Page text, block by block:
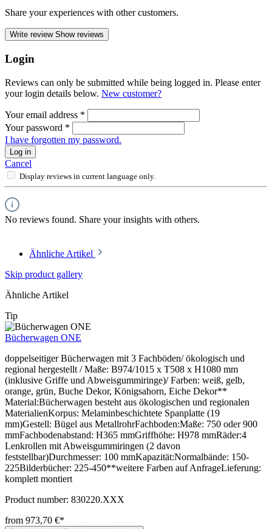
Share your experiences with other customers.
Write review Show reviews
Login
Reviews can only be submitted while being logged in. Please enter
your login details below. New customer?
Your email address *
Your password *
I have forgotten my password.
Log in
Cancel
Display reviews in current language only.
No reviews found. Share your insights with others.
Ähnliche Artikel
Skip product gallery
Ähnliche Artikel
Tip
Bücherwagen ONE
doppelseitiger Bücherwagen mit 3 Fachböden/ ökologisch und
regional hergestellt / Maße: B974/1015 x T508 x H1080 mm
(inklusive Griffe und Abweisgummiringe)/ Farben: weiß, gelb,
orange, grün, Buche Dekor, Königsahorn, Eiche Dekor**
Material:Bücherwagen besteht aus ökologischen und regionalen
MaterialienKorpus: Melaminbeschichtete Spanplatte (19
mm)Gestell: Bügel aus MetallrohrFachboden:Maße: 750 oder 900
mmFachbodenabstand: H365 mmGriffhöhe: H978 mmRäder:4
Lenkrollen mit Abweisgummiringen (2 davon
feststellbar)Durchmesser: 100 mmKapazität:Normalbände: 150-
225Bilderbücher: 225-450**weitere Farben auf AnfrageLieferung:
komplett montiert
Product number: 830220.XXX
from 973,70 €*